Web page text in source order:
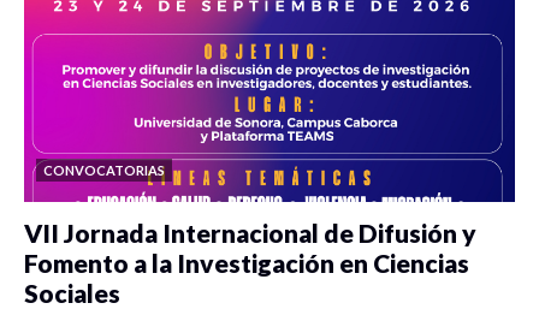
CONVOCATORIAS
VII Jornada Internacional de Difusión y
Fomento a la Investigación en Ciencias
Sociales